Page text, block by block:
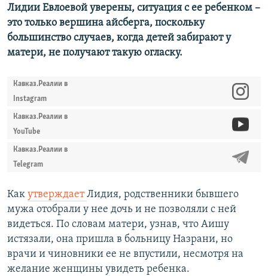
Лидии Евлоевой уверены, ситуация с ее ребенком –
это только вершина айсберга, поскольку
большинство случаев, когда детей забирают у
матери, не получают такую огласку.
Кавказ.Реалии в
Instagram
Кавказ.Реалии в
YouTube
Кавказ.Реалии в
Telegram
Как утверждаетЛидия, родственники бывшего
мужа отобрали у нее дочь и не позволяли с ней
видеться. По словам матери, узнав, что Аишу
истязали, она пришла в больницу Назрани, но
врачи и чиновники ее не впустили, несмотря на
желание женщины увидеть ребенка.